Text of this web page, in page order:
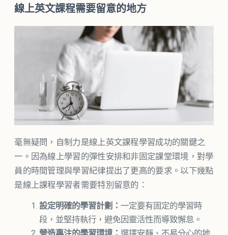
線上英文課程需要留意的地方
毫無疑問，自制力是線上英文課程學習成功的關鍵之
一。因為線上學習的彈性安排和非固定課堂環境，對學
員的時間管理與學習紀律提出了更高的要求。以下幾點
是線上課程學習者需要特別留意的：
設定明確的學習計劃：一定要有固定的學習時
段，並堅持執行，避免因靈活性而導致懈怠。